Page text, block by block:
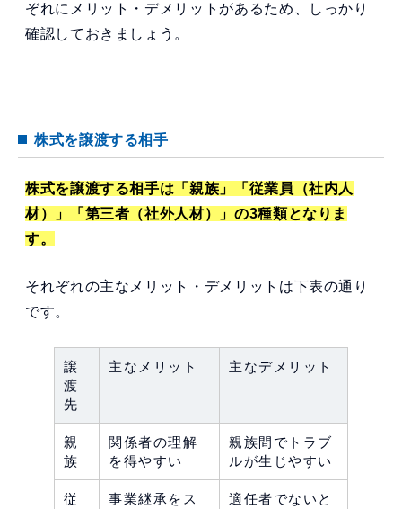
ぞれにメリット・デメリットがあるため、しっかり
確認しておきましょう。
株式を譲渡する相手
株式を譲渡する相手は「親族」「従業員（社内人
材）」「第三者（社外人材）」の3種類となりま
す。
それぞれの主なメリット・デメリットは下表の通り
です。
譲
渡
先
主なメリット 主なデメリット
親
族
関係者の理解
を得やすい
親族間でトラブ
ルが生じやすい
従
事業継承をス
適任者でないと